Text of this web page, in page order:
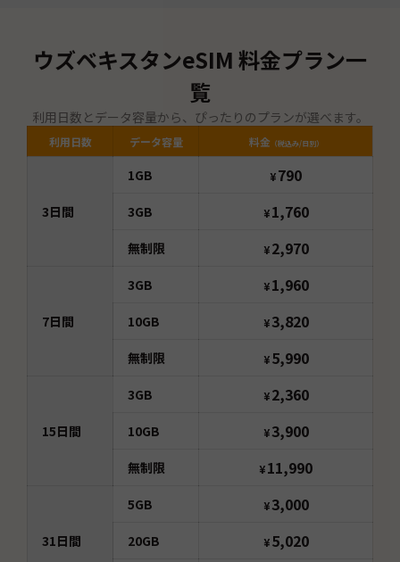
ウズベキスタンeSIM 料金プラン一
覧
利用日数とデータ容量から、ぴったりのプランが選べます。
利用日数 データ容量 料金 （税込み/日別）
3日間
1GB ¥790
3GB ¥ 1,760
無制限 ¥ 2,970
7日間
3GB ¥ 1,960
10GB ¥ 3,820
無制限 ¥ 5,990
15日間
3GB ¥ 2,360
10GB ¥ 3,900
無制限 ¥11,990
31日間
5GB ¥ 3,000
20GB ¥ 5,020